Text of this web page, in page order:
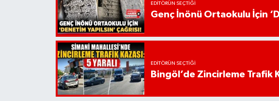
EDITÖRÜN SEÇTIĞI
Genç İnönü Ortaokulu İçin
EDITÖRÜN SEÇTIĞI
Bingöl’de Zincirleme Trafik